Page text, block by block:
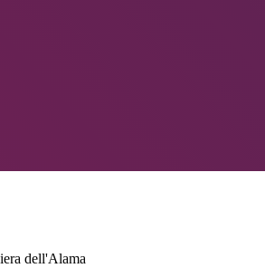
dell'Alama